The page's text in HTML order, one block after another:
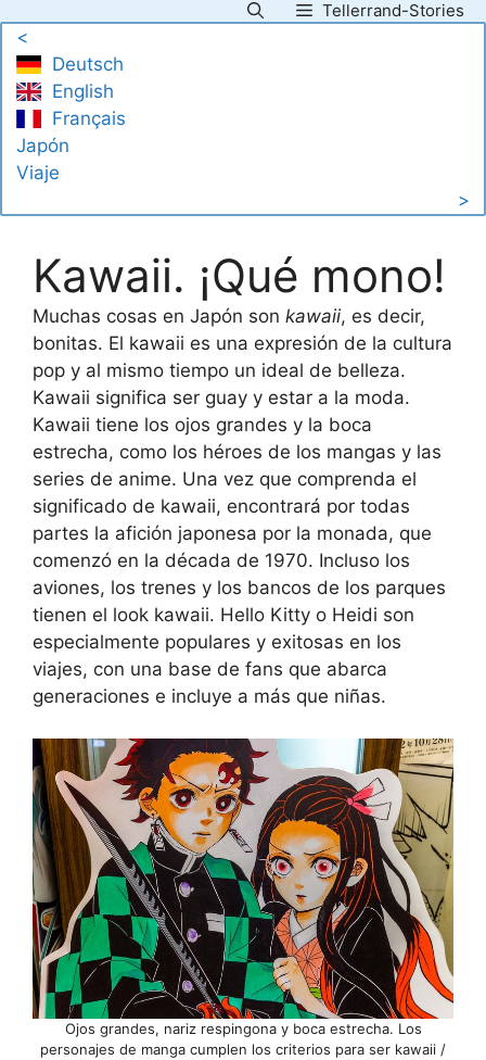
contenido
Tellerrand-Stories
<
Deutsch
English
Français
Japón
Viaje
>
Kawaii. ¡Qué mono!
Muchas cosas en Japón son kawaii, es decir,
bonitas. El kawaii es una expresión de la cultura
pop y al mismo tiempo un ideal de belleza.
Kawaii significa ser guay y estar a la moda.
Kawaii tiene los ojos grandes y la boca
estrecha, como los héroes de los mangas y las
series de anime. Una vez que comprenda el
significado de kawaii, encontrará por todas
partes la afición japonesa por la monada, que
comenzó en la década de 1970. Incluso los
aviones, los trenes y los bancos de los parques
tienen el look kawaii. Hello Kitty o Heidi son
especialmente populares y exitosas en los
viajes, con una base de fans que abarca
generaciones e incluye a más que niñas.
Ojos grandes, nariz respingona y boca estrecha. Los
personajes de manga cumplen los criterios para ser kawaii /